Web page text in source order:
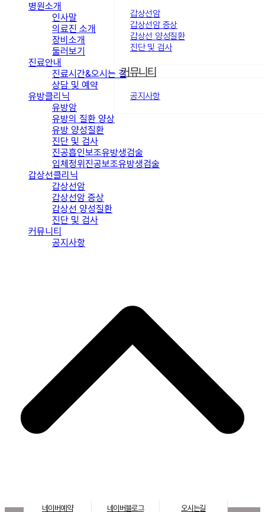
갑상선암
갑상선암 증상
갑상선 양성질환
진단 및 검사
커뮤니티
공지사항
네이버예약 네이버블로그 오시는길
병원소개
인사말
의료진 소개
장비소개
둘러보기
진료안내
진료시간&오시는 길
상담 및 예약
유방클리닉
유방암
유방의 질환 양상
유방 양성질환
진단 및 검사
진공흡인보조유방생검술
입체정위진공보조유방생검술
갑상선클리닉
갑상선암
갑상선암 증상
갑상선 양성질환
진단 및 검사
커뮤니티
공지사항